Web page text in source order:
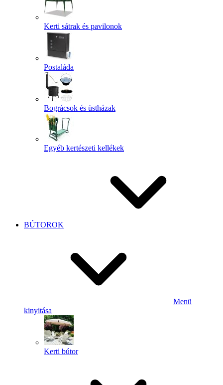
Kerti sátrak és pavilonok
Postaláda
Bográcsok és üstházak
Egyéb kertészeti kellékek
BÚTOROK
Menü
kinyitása
Kerti bútor